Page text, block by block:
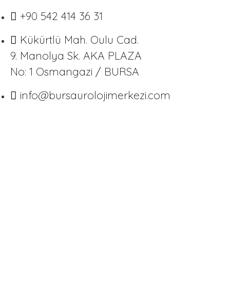
+90 542 414 36 31
Kükürtlü Mah. Oulu Cad.
9. Manolya Sk. AKA PLAZA
No: 1 Osmangazi / BURSA
info@bursaurolojimerkezi.com